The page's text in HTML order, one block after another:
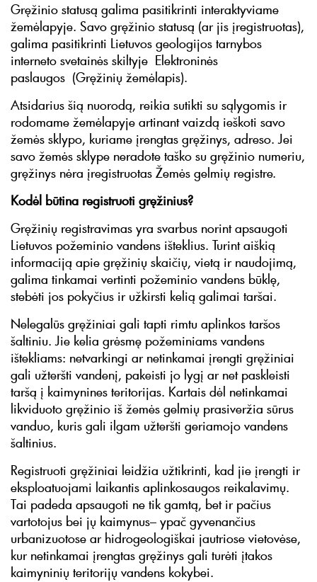
Gręžinio statusą galima pasitikrinti interaktyviame
žemėlapyje. Savo gręžinio statusą (ar jis įregistruotas),
galima pasitikrinti Lietuvos geologijos tarnybos
interneto svetainės skiltyje Elektroninės
paslaugos (Gręžinių žemėlapis).
Atsidarius šią nuorodą, reikia sutikti su sąlygomis ir
rodomame žemėlapyje artinant vaizdą ieškoti savo
žemės sklypo, kuriame įrengtas gręžinys, adreso. Jei
savo žemės sklype neradote taško su gręžinio numeriu,
gręžinys nėra įregistruotas Žemės gelmių registre.
Kodėl būtina registruoti gręžinius?
Gręžinių registravimas yra svarbus norint apsaugoti
Lietuvos požeminio vandens išteklius. Turint aiškią
informaciją apie gręžinių skaičių, vietą ir naudojimą,
galima tinkamai vertinti požeminio vandens būklę,
stebėti jos pokyčius ir užkirsti kelią galimai taršai.
Nelegalūs gręžiniai gali tapti rimtu aplinkos taršos
šaltiniu. Jie kelia grėsmę požeminiams vandens
ištekliams: netvarkingi ar netinkamai įrengti gręžiniai
gali užteršti vandenį, pakeisti jo lygį ar net paskleisti
taršą į kaimynines teritorijas. Kartais dėl netinkamai
likviduoto gręžinio iš žemės gelmių prasiveržia sūrus
vanduo, kuris gali ilgam užteršti geriamojo vandens
šaltinius.
Registruoti gręžiniai leidžia užtikrinti, kad jie įrengti ir
eksploatuojami laikantis aplinkosaugos reikalavimų.
Tai padeda apsaugoti ne tik gamtą, bet ir pačius
vartotojus bei jų kaimynus– ypač gyvenančius
urbanizuotose ar hidrogeologiškai jautriose vietovėse,
kur netinkamai įrengtas gręžinys gali turėti įtakos
kaimyninių teritorijų vandens kokybei.